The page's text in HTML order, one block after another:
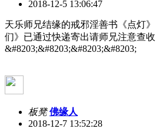
2018-12-5 13:06:47
天乐师兄结缘的戒邪淫善书《点灯
们》已通过快递寄出请师兄注意查收
&#8203;&#8203;&#8203;&#8203;
板凳 佛缘人
2018-12-7 13:52:28